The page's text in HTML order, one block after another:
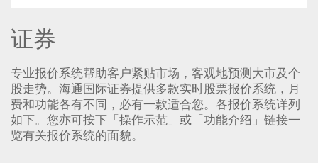
证券
专业报价系统帮助客户紧贴市场，客观地预测大市及个
股走势。海通国际证券提供多款实时股票报价系统，月
费和功能各有不同，必有一款适合您。各报价系统详列
如下。您亦可按下「操作示范」或「功能介绍」链接一
览有关报价系统的面貌。